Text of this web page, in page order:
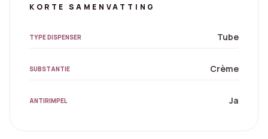
KORTE SAMENVATTING
TYPE DISPENSER Tube
SUBSTANTIE Crème
ANTIRIMPEL Ja